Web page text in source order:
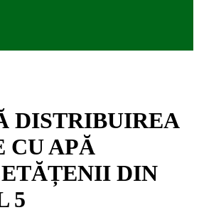
DISTRIBUIREA
CU APĂ
DIN
5